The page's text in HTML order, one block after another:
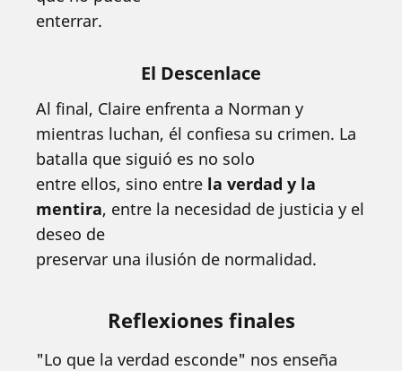
enterrar.
El Descenlace
Al final, Claire enfrenta a Norman y
mientras luchan, él confiesa su crimen. La
batalla que siguió es no solo
entre ellos, sino entre la verdad y la
mentira, entre la necesidad de justicia y el
deseo de
preservar una ilusión de normalidad.
Reflexiones finales
"Lo que la verdad esconde" nos enseña